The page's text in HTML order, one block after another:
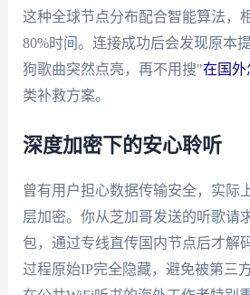
这种全球节点分布配合智能算法，
80%时间。连接成功后会发现原本
狗歌曲突然点亮，再不用搜"在国外
类补救方案。
深度加密下的安心聆听
曾有用户担心数据传输安全，实际
层加密。你从芝加哥发送的听歌请
包，通过专线直传国内节点后才解
过程原始IP完全隐藏，避免被第三